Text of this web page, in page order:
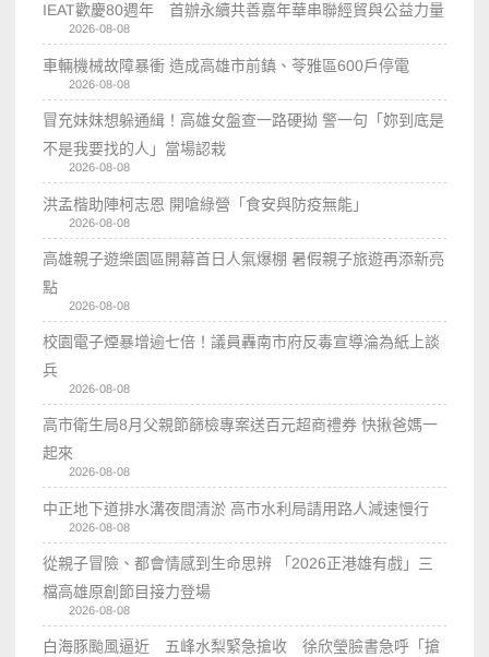
IEAT歡慶80週年 首辦永續共善嘉年華串聯經貿與公益力量
2026-08-08
車輛機械故障暴衝 造成高雄市前鎮、苓雅區600戶停電
2026-08-08
冒充妹妹想躲通緝！高雄女盤查一路硬拗 警一句「妳到底是
不是我要找的人」當場認栽
2026-08-08
洪孟楷助陣柯志恩 開嗆綠營「食安與防疫無能」
2026-08-08
高雄親子遊樂園區開幕首日人氣爆棚 暑假親子旅遊再添新亮
點
2026-08-08
校園電子煙暴增逾七倍！議員轟南市府反毒宣導淪為紙上談
兵
2026-08-08
高市衛生局8月父親節篩檢專案送百元超商禮券 快揪爸媽一
起來
2026-08-08
中正地下道排水溝夜間清淤 高市水利局請用路人減速慢行
2026-08-08
從親子冒險、都會情感到生命思辨 「2026正港雄有戲」三
檔高雄原創節目接力登場
2026-08-08
白海豚颱風逼近 五峰水梨緊急搶收 徐欣瑩臉書急呼「搶